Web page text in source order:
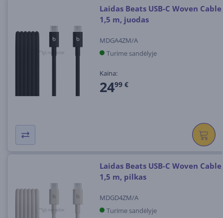
Laidas Beats USB-C Woven Cable,
1,5 m, juodas
MDGA4ZM/A
Turime sandėlyje
Kaina:
2499 €
Laidas Beats USB-C Woven Cable,
1,5 m, pilkas
MDGD4ZM/A
Turime sandėlyje